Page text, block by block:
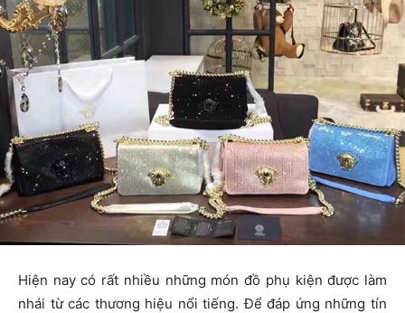
Hiện nay có rất nhiều những món đồ phụ kiện được làm
nhái từ các thương hiệu nổi tiếng. Để đáp ứng những tín